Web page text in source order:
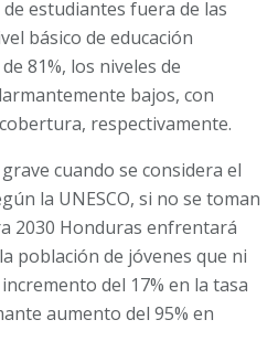
estudiantes fuera de las
básico de educación
81%, los niveles de
bajos, con
respectivamente.
cuando se considera el
la UNESCO, si no se toman
2030 Honduras enfrentará
población de jóvenes que ni
del 17% en la tasa
aumento del 95% en